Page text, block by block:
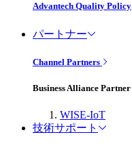
Advantech Quality Policy
パートナー
Channel Partners
Business Alliance Partner
WISE-IoT
技術サポート